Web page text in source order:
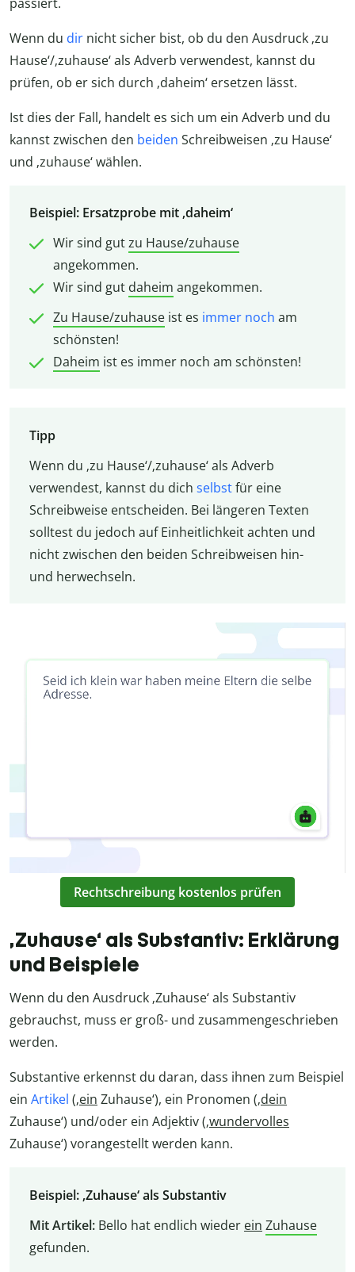
Wenn du dir nicht sicher bist, ob du den Ausdruck ‚zu
Hause‘/‚zuhause‘ als Adverb verwendest, kannst du
prüfen, ob er sich durch ‚daheim‘ ersetzen lässt.
Ist dies der Fall, handelt es sich um ein Adverb und du
kannst zwischen den beiden Schreibweisen ‚zu Hause‘
und ‚zuhause‘ wählen.
Beispiel: Ersatzprobe mit ‚daheim‘
Wir sind gutzu Hause/zuhause
angekommen.
Wir sind gut daheim angekommen.
Zu Hause/zuhauseist es immer noch am
schönsten!
Daheim ist es immer noch am schönsten!
Tipp
Wenn du ‚zu Hause‘/‚zuhause‘ als Adverb
verwendest, kannst du dich selbstfür eine
Schreibweise entscheiden. Bei längeren Texten
solltest du jedoch auf Einheitlichkeit achten und
nicht zwischen den beiden Schreibweisen hin-
und herwechseln.
Rechtschreibung kostenlos prüfen
‚Zuhause‘ als Substantiv: Erklärung
und Beispiele
Wenn du den Ausdruck ‚Zuhause‘ als Substantiv
gebrauchst, muss er groß- und zusammengeschrieben
werden.
Substantive erkennst du daran, dass ihnen zum Beispiel
ein Artikel (‚ein Zuhause‘), ein Pronomen (‚dein
Zuhause‘) und/oder ein Adjektiv (‚wundervolles
Zuhause‘) vorangestellt werden kann.
Beispiel: ‚Zuhause‘ als Substantiv
Mit Artikel:Bello hat endlich wieder ein Zuhause
gefunden.